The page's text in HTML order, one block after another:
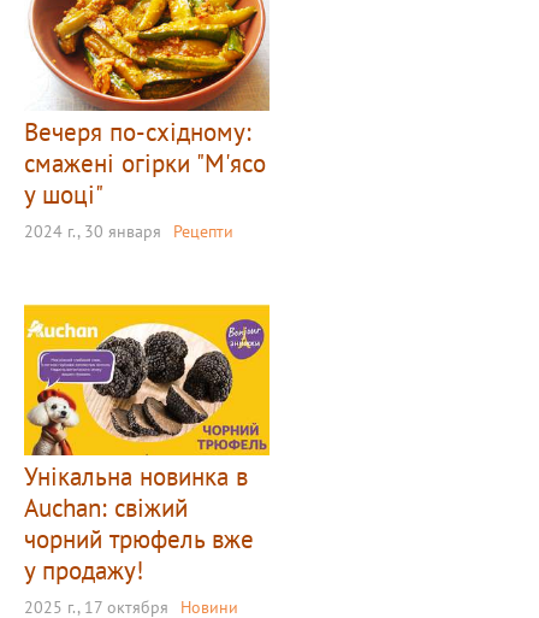
Вечеря по-східному:
смажені огірки "М'ясо
у шоці"
2024 г., 30 января Рецепти
Унікальна новинка в
Auchan: свіжий
чорний трюфель вже
у продажу!
2025 г., 17 октября Новини